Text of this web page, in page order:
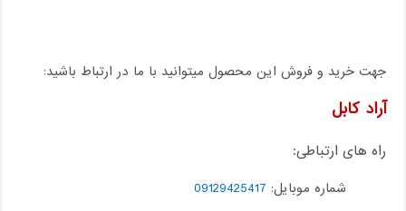
جهت خرید و فروش این محصول میتوانید با ما در ارتباط باشید:
آراد کابل
راه های ارتباطی:
شماره موبایل: 09129425417